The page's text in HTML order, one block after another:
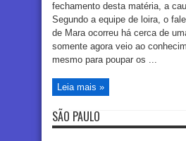
fechamento desta matéria, a
Segundo a equipe de loira, o
de Mara ocorreu há cerca de
somente agora veio ao
mesmo para poupar os ...
Leia mais »
SÃO PAULO